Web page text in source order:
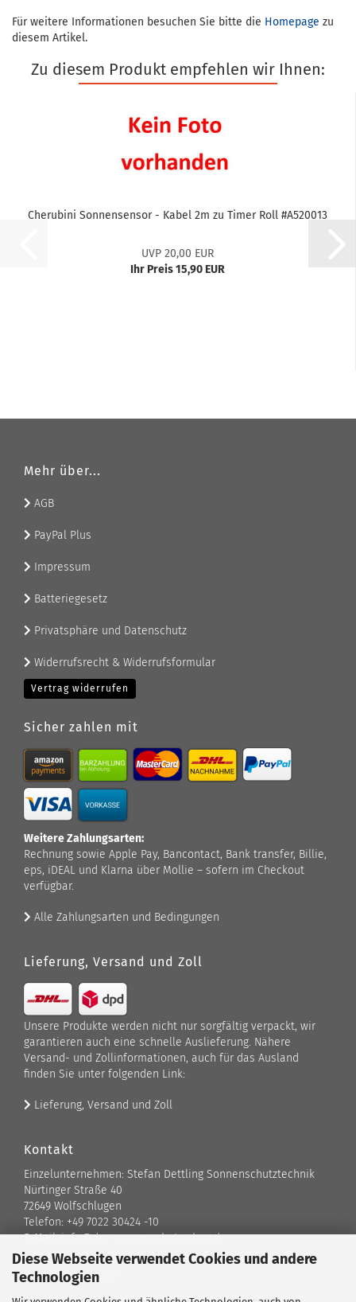
Diese Webseite verwendet Cookies und andere
Technologien
Für weitere Informationen besuchen Sie bitte die Homepage zu
diesem Artikel.
Zu diesem Produkt empfehlen wir Ihnen:
Che­ru­bi­ni Son­nen­sen­sor - Kabel 2m zu Timer Roll #A520013
UVP 20,00 EUR
Ihr Preis 15,90 EUR
Mehr über...
AGB
PayPal Plus
Impressum
Batteriegesetz
Privatsphäre und Datenschutz
Widerrufsrecht & Widerrufsformular
Vertrag widerrufen
Sicher zahlen mit
Weitere Zahlungsarten:
Rechnung sowie Apple Pay, Bancontact, Bank transfer, Billie,
eps, iDEAL und Klarna über Mollie – sofern im Checkout
verfügbar.
Alle Zahlungsarten und Bedingungen
Lieferung, Versand und Zoll
Unsere Produkte werden nicht nur sorgfältig verpackt, wir
garantieren auch eine schnelle Auslieferung. Nähere
Versand- und Zollinformationen, auch für das Ausland
finden Sie unter folgenden Link:
Lieferung, Versand und Zoll
Kontakt
Einzelunternehmen: Stefan Dettling Sonnenschutztechnik
Nürtinger Straße 40
72649 Wolfschlugen
Telefon: +49 7022 30424 -10
E-Mail: info@der-sonnenschutz-shop.de
Kontaktformular